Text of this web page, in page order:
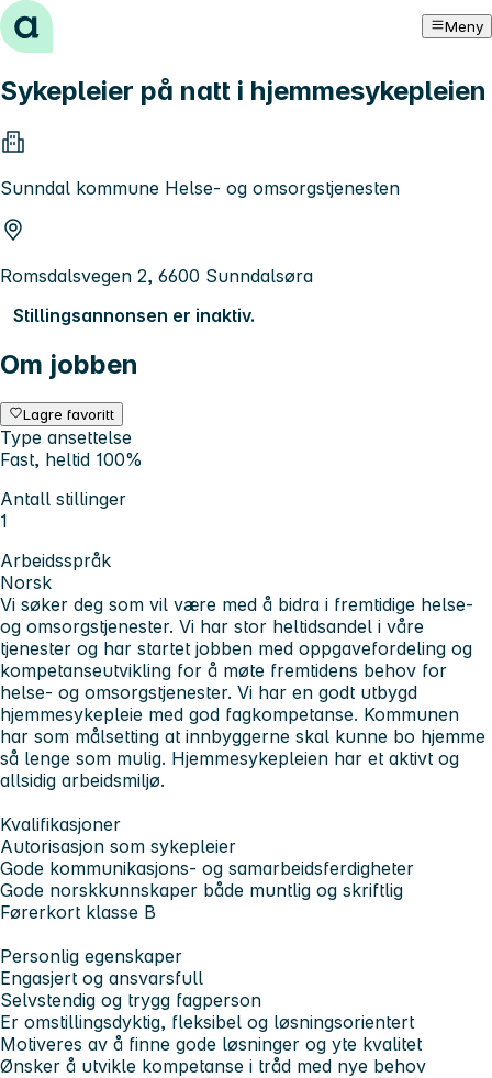
Hopp til innhold Meny
Sykepleier på natt i hjemmesykepleien
Sunndal kommune Helse- og omsorgstjenesten
Romsdalsvegen 2, 6600 Sunndalsøra
Stillingsannonsen er inaktiv.
Om jobben
Lagre favoritt
Type ansettelse
Fast, heltid 100%
Antall stillinger
1
Arbeidsspråk
Norsk
Vi søker deg som vil være med å bidra i fremtidige helse-
og omsorgstjenester. Vi har stor heltidsandel i våre
tjenester og har startet jobben med oppgavefordeling og
kompetanseutvikling for å møte fremtidens behov for
helse- og omsorgstjenester. Vi har en godt utbygd
hjemmesykepleie med god fagkompetanse. Kommunen
har som målsetting at innbyggerne skal kunne bo hjemme
så lenge som mulig. Hjemmesykepleien har et aktivt og
allsidig arbeidsmiljø.
Kvalifikasjoner
Autorisasjon som sykepleier
Gode kommunikasjons- og samarbeidsferdigheter
Gode norskkunnskaper både muntlig og skriftlig
Førerkort klasse B
Personlig egenskaper
Engasjert og ansvarsfull
Selvstendig og trygg fagperson
Er omstillingsdyktig, fleksibel og løsningsorientert
Motiveres av å finne gode løsninger og yte kvalitet
Ønsker å utvikle kompetanse i tråd med nye behov